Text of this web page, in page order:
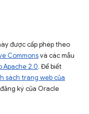
được cấp phép theo
Commonsvà các mẫu
Apache 2.0. Để biết
sách trang web của
ký của Oracle